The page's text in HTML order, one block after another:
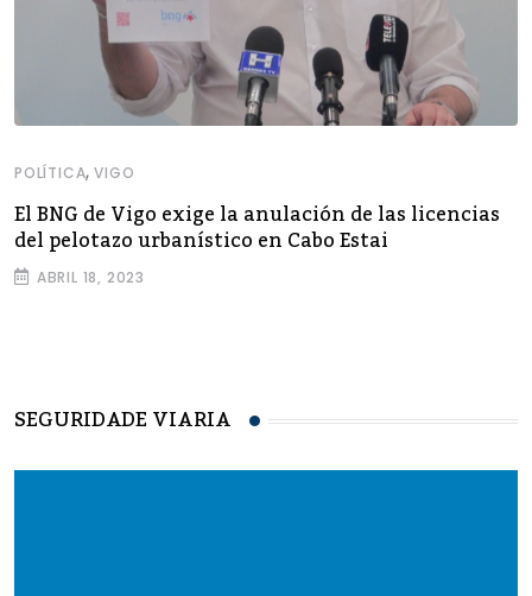
POLÍTICA,VIGO
El BNG de Vigo exige la anulación de las licencias
del pelotazo urbanístico en Cabo Estai
ABRIL 18, 2023
SEGURIDADE VIARIA